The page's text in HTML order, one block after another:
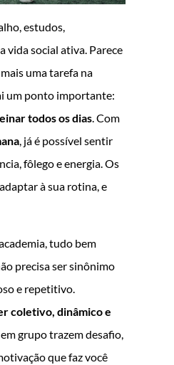
estudos,
vida social ativa. Parece
uma tarefa na
um ponto importante:
todos os dias. Com
, já é possível sentir
fôlego e energia. Os
à sua rotina, e
tudo bem
precisa ser sinônimo
e repetitivo.
coletivo, dinâmico e
grupo trazem desafio,
que faz você